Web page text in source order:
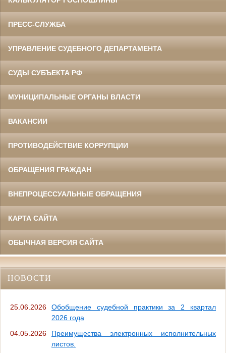
ПРЕСС-СЛУЖБА
УПРАВЛЕНИЕ СУДЕБНОГО ДЕПАРТАМЕНТА
СУДЫ СУБЪЕКТА РФ
МУНИЦИПАЛЬНЫЕ ОРГАНЫ ВЛАСТИ
ВАКАНСИИ
ПРОТИВОДЕЙСТВИЕ КОРРУПЦИИ
ОБРАЩЕНИЯ ГРАЖДАН
ВНЕПРОЦЕССУАЛЬНЫЕ ОБРАЩЕНИЯ
КАРТА САЙТА
ОБЫЧНАЯ ВЕРСИЯ САЙТА
НОВОСТИ
25.06.2026
Обобщение судебной практики за 2 квартал
2026 года
04.05.2026
Преимущества электронных исполнительных
листов.